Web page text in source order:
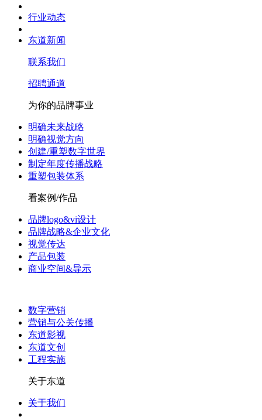
行业动态
东道新闻
联系我们
招聘通道
为你的品牌事业
明确未来战略
明确视觉方向
创建/重塑数字世界
制定年度传播战略
重塑包装体系
看案例/作品
品牌logo&vi设计
品牌战略&企业文化
视觉传达
产品包装
商业空间&导示
数字营销
营销与公关传播
东道影视
东道文创
工程实施
关于东道
关于我们